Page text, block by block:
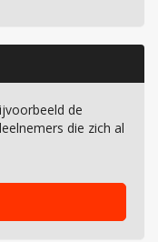
de
die zich al